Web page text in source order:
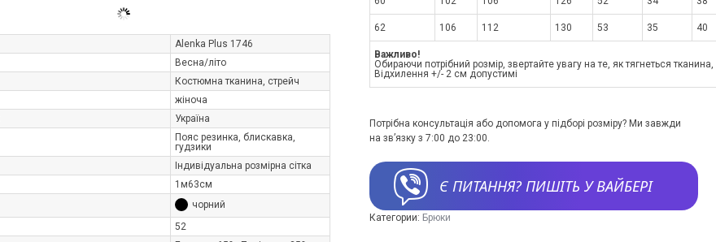
Alenka Plus 1746
Весна/літо
Костюмна тканина, стрейч
жіноча
Україна
Пояс резинка, блискавка,
гудзики
Індивідуальна розмірна сітка
1м63см
чорний
52
62 106 112 130 53 35 40
Важливо!
Обираючи потрібний розмір, звертайте увагу на те, як тягнеться тканина,
Відхилення +/- 2 см допустимі
Потрібна консультація або допомога у підборі розміру? Ми завжди
на зв’язку з 7:00 до 23:00.
Є ПИТАННЯ? ПИШІТЬ У ВАЙБЕРІ
Категории: Брюки